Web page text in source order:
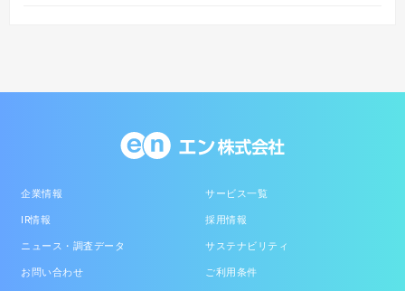
企業情報 サービス一覧
IR情報 採用情報
ニュース・調査データ サステナビリティ
お問い合わせ ご利用条件